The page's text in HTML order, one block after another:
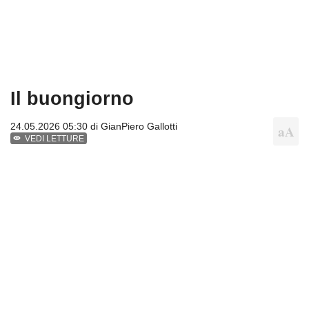
Il buongiorno
24.05.2026 05:30 di GianPiero Gallotti
VEDI LETTURE